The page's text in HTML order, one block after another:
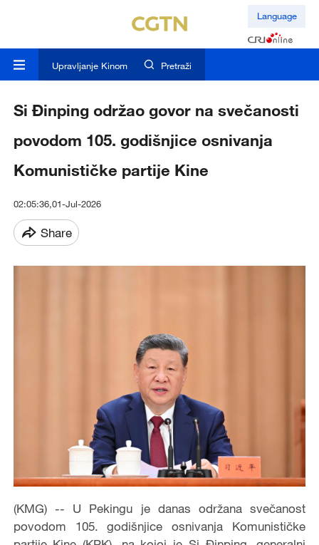
Language
Upravljanje Kinom Pretraži
Si Đinping održao govor na svečanosti
povodom 105. godišnjice osnivanja
Komunističke partije Kine
02:05:36,01-Jul-2026
Share
(KMG) -- U Pekingu je danas održana svečanost
povodom 105. godišnjice osnivanja Komunističke